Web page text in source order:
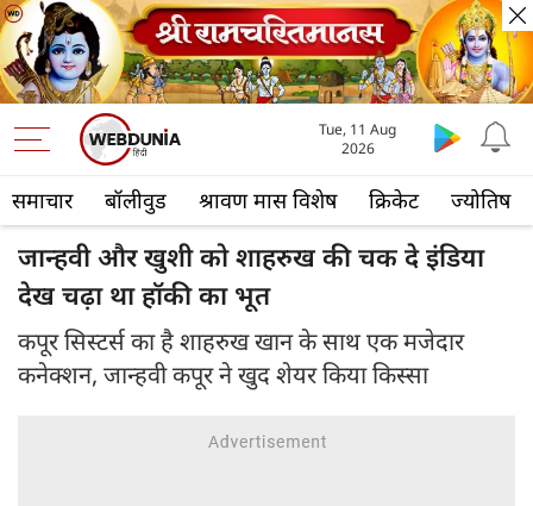
समाचार बॉलीवुड श्रावण मास विशेष क्रिकेट ज्योतिष
Tue, 11 Aug
2026
जान्हवी और खुशी को शाहरुख की चक दे इंडिया
देख चढ़ा था हॉकी का भूत
कपूर सिस्टर्स का है शाहरुख खान के साथ एक मजेदार
कनेक्शन, जान्हवी कपूर ने खुद शेयर किया किस्सा